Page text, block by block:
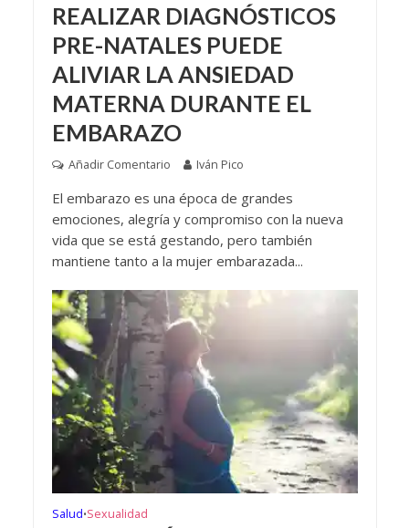
REALIZAR DIAGNÓSTICOS
PRE-NATALES PUEDE
ALIVIAR LA ANSIEDAD
MATERNA DURANTE EL
EMBARAZO
Añadir Comentario Iván Pico
El embarazo es una época de grandes
emociones, alegría y compromiso con la nueva
vida que se está gestando, pero también
mantiene tanto a la mujer embarazada...
Salud•Sexualidad